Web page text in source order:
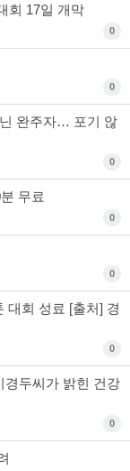
회 17일 개막
0
0
완주자… 포기 않
0
무료
0
0
대회 성료 [출처] 경
0
경두씨가 밝힌 건강
0